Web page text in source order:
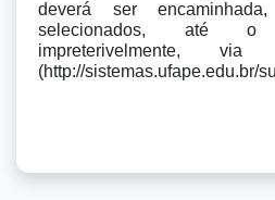
deverá ser
selecionados, até o
impreterivelmente, via
(http://sistemas.ufape.edu.br/